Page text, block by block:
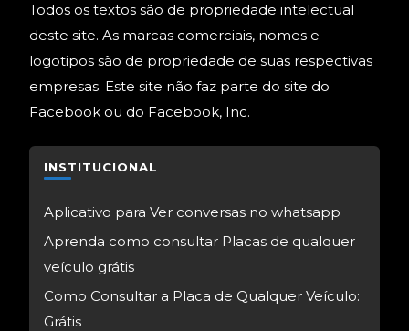
Todos os textos são de propriedade intelectual
deste site. As marcas comerciais, nomes e
logotipos são de propriedade de suas respectivas
empresas. Este site não faz parte do site do
Facebook ou do Facebook, Inc.
INSTITUCIONAL
Aplicativo para Ver conversas no whatsapp
Aprenda como consultar Placas de qualquer
veículo grátis
Como Consultar a Placa de Qualquer Veículo:
Grátis